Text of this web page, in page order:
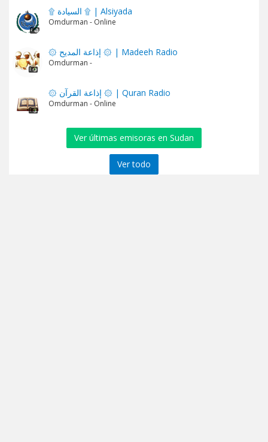
۩ السيادة ۩ | Alsiyada
Omdurman - Online
۞ إذاعة المديح ۞ | Madeeh Radio
Omdurman -
۞ إذاعة القرآن ۞ | Quran Radio
Omdurman - Online
Ver últimas emisoras en Sudan
Ver todo